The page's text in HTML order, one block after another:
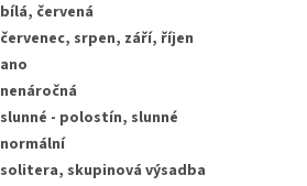
bílá, červená
červenec, srpen, září, říjen
ano
nenáročná
slunné - polostín, slunné
normální
solitera, skupinová výsadba